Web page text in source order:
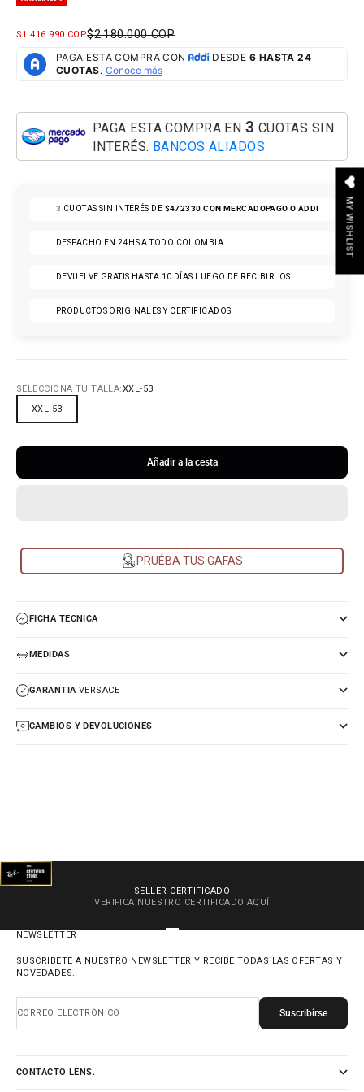
PRECIO DE OFERTA
$1.416.990 COPPRECIO NORMAL
$2.180.000 COP
PAGA ESTA COMPRA EN 3 CUOTAS SIN
INTERÉS. BANCOS ALIADOS
3 CUOTAS SIN INTERÉS DE $472330CON MERCADOPAGO O ADDI
DESPACHO EN 24HS A TODO COLOMBIA
DEVUELVE GRATIS HASTA 10 DÍAS LUEGO DE RECIBIRLOS
PRODUCTOS ORIGINALES Y CERTIFICADOS
SELECCIONA TU TALLA:XXL-53
XXL-53
Añadir a la cesta
PRUÉBA TUS GAFAS
FICHA TECNICA
MEDIDAS
GARANTIAVERSACE
CAMBIOS Y DEVOLUCIONES
SELLER CERTIFICADO
VERIFICA NUESTRO CERTIFICADO AQUÍ
NEWSLETTER
SUSCRIBETE A NUESTRO NEWSLETTER Y RECIBE TODAS LAS OFERTAS Y
NOVEDADES.
CORREO ELECTRÓNICO Suscribirse
CONTACTO LENS.
MY WISHLIST